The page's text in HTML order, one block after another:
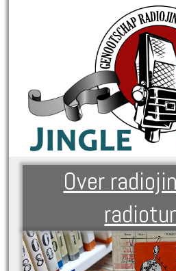
Over